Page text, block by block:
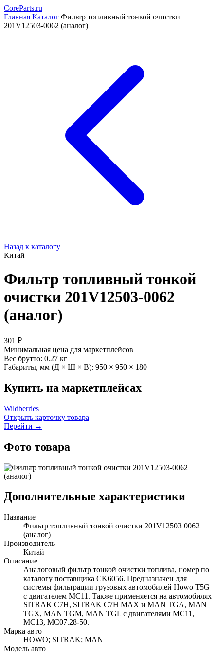
CoreParts.ru
Главная Каталог Фильтр топливный тонкой очистки
201V12503-0062 (аналог)
Назад к каталогу
Китай
Фильтр топливный тонкой
очистки 201V12503-0062
(аналог)
301 ₽
Минимальная цена для маркетплейсов
Вес брутто: 0.27 кг
Габариты, мм (Д × Ш × В): 950 × 950 × 180
Купить на маркетплейсах
Wildberries
Открыть карточку товара
Перейти →
Фото товара
Дополнительные характеристики
Название
Фильтр топливный тонкой очистки 201V12503-0062
(аналог)
Производитель
Китай
Описание
Аналоговый фильтр тонкой очистки топлива, номер по
каталогу поставщика CK6056. Предназначен для
системы фильтрации грузовых автомобилей Howo T5G
с двигателем MC11. Также применяется на автомобилях
SITRAK C7H, SITRAK C7H MAX и MAN TGA, MAN
TGX, MAN TGM, MAN TGL с двигателями MC11,
MC13, MC07.28-50.
Марка авто
HOWO; SITRAK; MAN
Модель авто